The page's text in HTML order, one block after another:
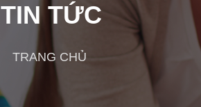
TIN TỨC
TRANG CHỦ